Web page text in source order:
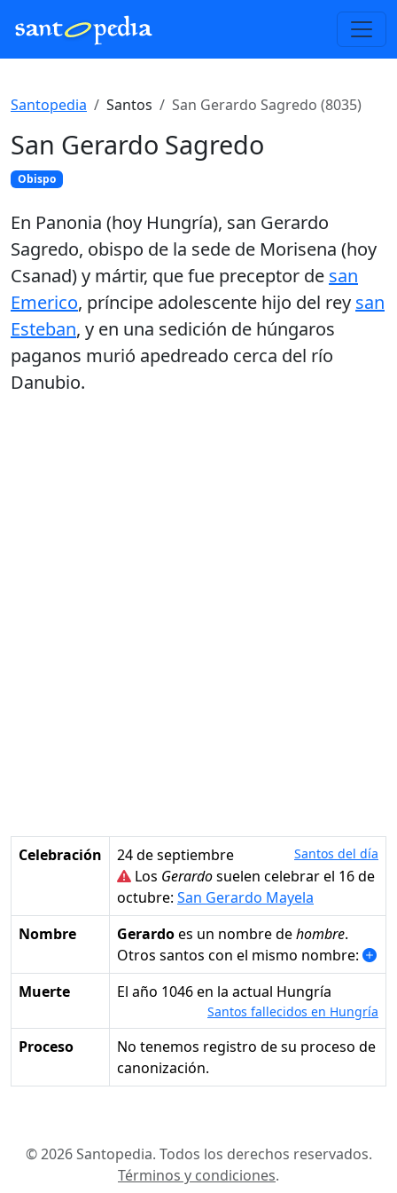
Santopedia Santos San Gerardo Sagredo (8035)
San Gerardo Sagredo
Obispo
En Panonia (hoy Hungría), san Gerardo
Sagredo, obispo de la sede de Morisena (hoy
Csanad) y mártir, que fue preceptor de san
Emerico, príncipe adolescente hijo del rey san
Esteban, y en una sedición de húngaros
paganos murió apedreado cerca del río
Danubio.
Celebración 24 de septiembre Santos del día
Los Gerardosuelen celebrar el 16 de
octubre: San Gerardo Mayela
Nombre
Gerardoes un nombre dehombre.
Otros santos con el mismo nombre:
Muerte
el año 1046 en la actual Hungría
Santos fallecidos en Hungría
Proceso
No tenemos registro de su proceso de
canonización.
© 2026 Santopedia. Todos los derechos reservados.
Términos y condiciones.